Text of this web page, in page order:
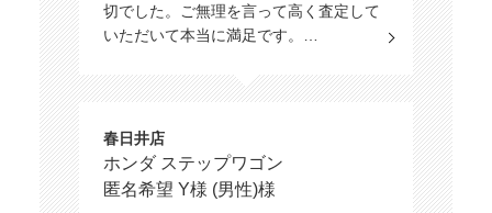
切でした。ご無理を言って高く査定して
いただいて本当に満足です。…
春日井店
ホンダ ステップワゴン
匿名希望 Y様 (男性)様